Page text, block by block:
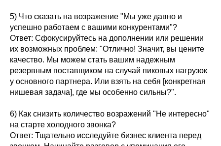
5) Что сказать на возражение "Мы уже давно и
успешно работаем с вашими конкурентами"?
Ответ: Сфокусируйтесь на дополнении или решении
их возможных проблем: "Отлично! Значит, вы цените
качество. Мы можем стать вашим надежным
резервным поставщиком на случай пиковых нагрузок
у основного партнера. Или взять на себя [конкретная
нишевая задача], где мы особенно сильны?".
6) Как снизить количество возражений "Не интересно"
на старте холодного звонка?
Ответ: Тщательно исследуйте бизнес клиента перед